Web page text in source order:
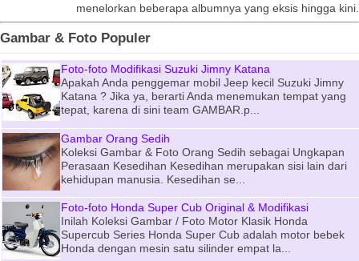
menelorkan beberapa albumnya yang eksis hingga kini.
Gambar & Foto Populer
Foto-foto Modifikasi Suzuki Jimny Katana
Apakah Anda penggemar mobil Jeep kecil Suzuki Jimny
Katana ? Jika ya, berarti Anda menemukan tempat yang
tepat, karena di sini team GAMBAR.p...
Gambar Orang Sedih
Koleksi Gambar & Foto Orang Sedih sebagai Ungkapan
Perasaan Kesedihan Kesedihan merupakan sisi lain dari
kehidupan manusia. Kesedihan se...
Foto-foto Honda Super Cub Original & Modifikasi
Inilah Koleksi Gambar / Foto Motor Klasik Honda
Supercub Series Honda Super Cub adalah motor bebek
Honda dengan mesin satu silinder empat la...